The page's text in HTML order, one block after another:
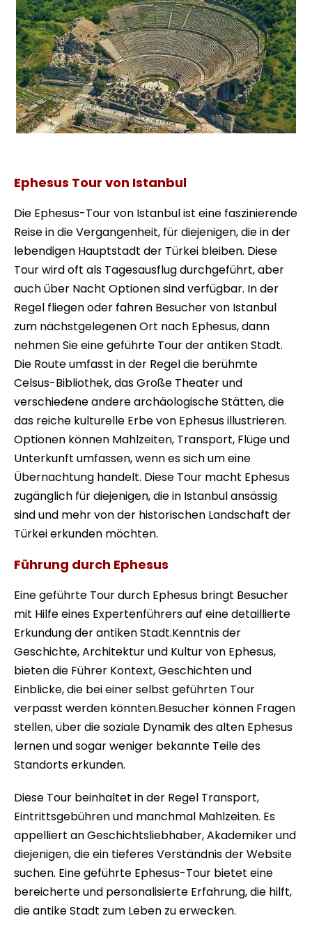
Ephesus Tour von Istanbul
Die Ephesus-Tour von Istanbul ist eine faszinierende
Reise in die Vergangenheit, für diejenigen, die in der
lebendigen Hauptstadt der Türkei bleiben. Diese
Tour wird oft als Tagesausflug durchgeführt, aber
auch über Nacht Optionen sind verfügbar. In der
Regel fliegen oder fahren Besucher von Istanbul
zum nächstgelegenen Ort nach Ephesus, dann
nehmen Sie eine geführte Tour der antiken Stadt.
Die Route umfasst in der Regel die berühmte
Celsus-Bibliothek, das Große Theater und
verschiedene andere archäologische Stätten, die
das reiche kulturelle Erbe von Ephesus illustrieren.
Optionen können Mahlzeiten, Transport, Flüge und
Unterkunft umfassen, wenn es sich um eine
Übernachtung handelt. Diese Tour macht Ephesus
zugänglich für diejenigen, die in Istanbul ansässig
sind und mehr von der historischen Landschaft der
Türkei erkunden möchten.
Führung durch Ephesus
Eine geführte Tour durch Ephesus bringt Besucher
mit Hilfe eines Expertenführers auf eine detaillierte
Erkundung der antiken Stadt.Kenntnis der
Geschichte, Architektur und Kultur von Ephesus,
bieten die Führer Kontext, Geschichten und
Einblicke, die bei einer selbst geführten Tour
verpasst werden könnten.Besucher können Fragen
stellen, über die soziale Dynamik des alten Ephesus
lernen und sogar weniger bekannte Teile des
Standorts erkunden.
Diese Tour beinhaltet in der Regel Transport,
Eintrittsgebühren und manchmal Mahlzeiten. Es
appelliert an Geschichtsliebhaber, Akademiker und
diejenigen, die ein tieferes Verständnis der Website
suchen. Eine geführte Ephesus-Tour bietet eine
bereicherte und personalisierte Erfahrung, die hilft,
die antike Stadt zum Leben zu erwecken.